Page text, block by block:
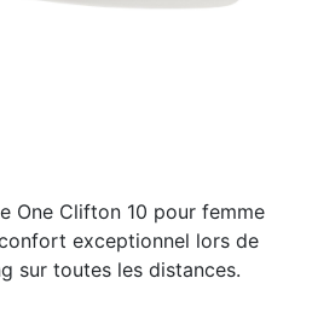
One Clifton 10 pour femme
exceptionnel lors de
sur toutes les distances.